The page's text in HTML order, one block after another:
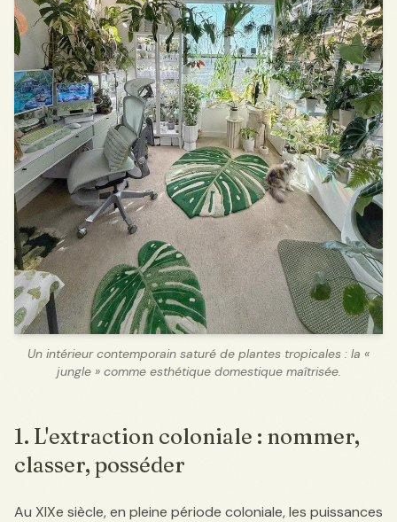
Un intérieur contemporain saturé de plantes tropicales : la «
jungle » comme esthétique domestique maîtrisée.
1. L'extraction coloniale : nommer,
classer, posséder
Au XIXe siècle, en pleine période coloniale, les puissances